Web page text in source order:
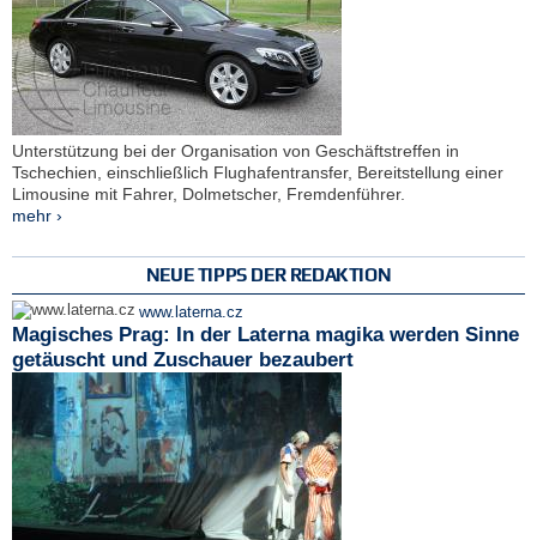
Unterstützung bei der Organisation von Geschäftstreffen in
Tschechien, einschließlich Flughafentransfer, Bereitstellung einer
Limousine mit Fahrer, Dolmetscher, Fremdenführer.
mehr ›
NEUE TIPPS DER REDAKTION
www.laterna.cz
Magisches Prag: In der Laterna magika werden Sinne
getäuscht und Zuschauer bezaubert